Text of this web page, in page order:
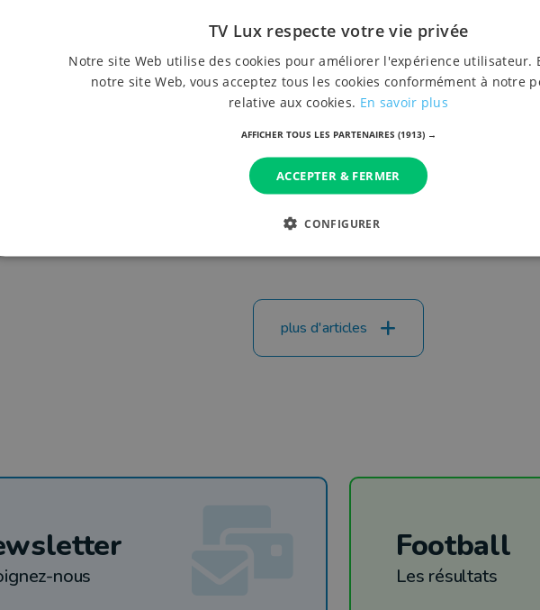
L'Open d'Arlon, vitrine du
tennis belge et provincial
Interclubs : les Dames
TC Marche en tête de
poule en Nationale 2
plus d'articles
nous
Football
Les résultats
TV Lux respecte votre vie privée
Notre site Web utilise des cookies pour améliorer l'expérience utilisateur.
notre site Web, vous acceptez tous les cookies conformément à notre
relative aux cookies. En savoir plus
AFFICHER TOUS LES PARTENAIRES (1913) →
ACCEPTER & FERMER
CONFIGURER